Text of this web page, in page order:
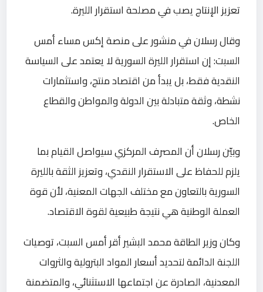
تعزيز ‏الإنتاج يصب في مصلحة ‏استقرار الليرة‎.
‎وقال رسلان في منشور على منصة إكس مساء أمس
السبت: إن استقرار ‏الليرة السورية لا يعتمد على السياسة
النقدية فقط، ‏بل يبدأ من اقتصاد منتج، ‏واستثمارات
نشطة، وثقة متبادلة بين الدولة والمواطن والقطاع
الخاص‎.
‎وبيّن رسلان أن المصرف المركزي سيواصل القيام بما
يلزم للحفاظ على ‏الاستقرار النقدي، وتعزيز الثقة بالليرة
السورية ‏بالتعاون مع مختلف الجهات ‏المعنية، لأن قوة
العملة الوطنية هي نتيجة طبيعية لقوة الاقتصاد‎.
‎وكان وزير الطاقة محمد البشير أقر أمس السبت، توصيات
اللجنة الدائمة ‏لتحديد أسعار المواد ‏البترولية والثروات
المعدنية، ‏الصادرة عن اجتماعها ‏الاستثنائي، والمتضمنة